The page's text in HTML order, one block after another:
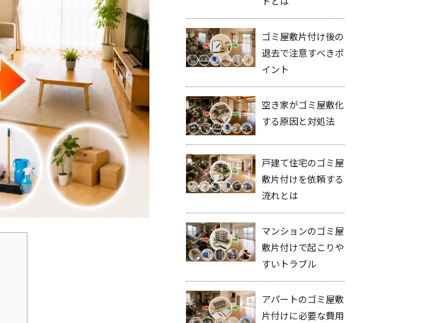
ゴミ屋敷片付け後の
退去で注意すべきポ
イント
空き家がゴミ屋敷化
する原因と対処法
戸建て住宅のゴミ屋
敷片付けを依頼する
流れとは
マンションのゴミ屋
敷片付けで起こりや
すいトラブル
アパートのゴミ屋敷
片付けに必要な費用